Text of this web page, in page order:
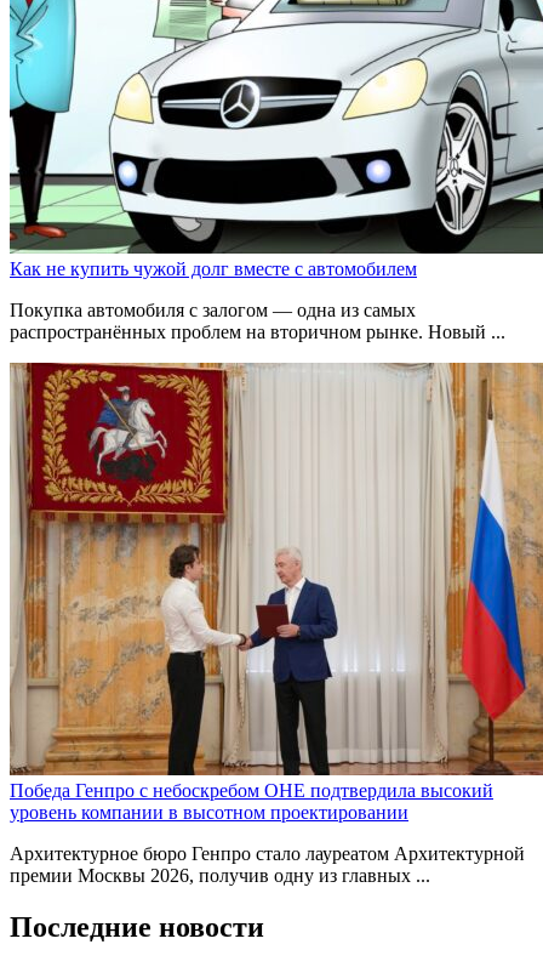
Как не купить чужой долг вместе с автомобилем
Покупка автомобиля с залогом — одна из самых
распространённых проблем на вторичном рынке. Новый ...
Победа Генпро с небоскребом ОНЕ подтвердила высокий
уровень компании в высотном проектировании
Архитектурное бюро Генпро стало лауреатом Архитектурной
премии Москвы 2026, получив одну из главных ...
Последние новости